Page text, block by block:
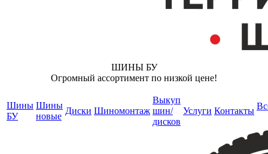
ШИНЫ БУ
Огромный ассортимент по низкой цене!
Шины
БУ
Шины
новые
Диски Шиномонтаж
Выкуп
шин/
дисков
Услуги Контакты